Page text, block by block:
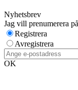
Nyhetsbrev
Jag vill prenumerera
Registrera
Avregistrera
OK